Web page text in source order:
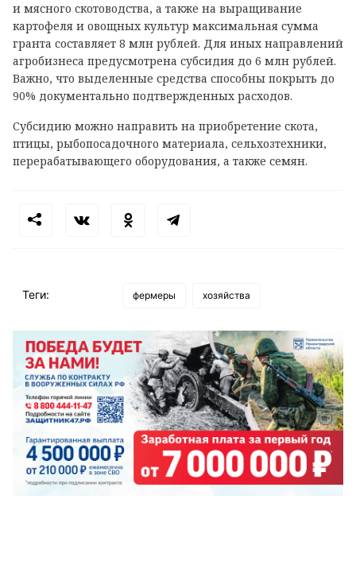
и мясного скотоводства, а также на выращивание
картофеля и овощных культур максимальная сумма
гранта составляет 8 млн рублей. Для иных направлений
агробизнеса предусмотрена субсидия до 6 млн рублей.
Важно, что выделенные средства способны покрыть до
90% документально подтвержденных расходов.
Субсидию можно направить на приобретение скота,
птицы, рыбопосадочного материала, сельхозтехники,
перерабатывающего оборудования, а также семян.
Теги: фермеры хозяйства